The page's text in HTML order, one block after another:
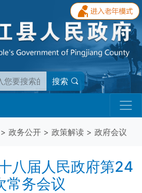
搜索
> 政务公开 > 政策解读 > 政府会议
八届人民政府第24
常务会议